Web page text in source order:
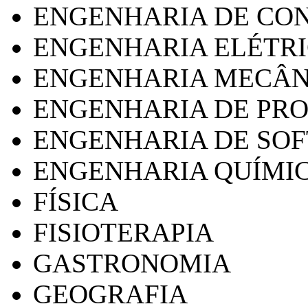
ENGENHARIA DE
ENGENHARIA
ENGENHARIA
ENGENHARIA DE
ENGENHARIA DE
ENGENHARIA
FÍSICA
FISIOTERAPIA
GASTRONOMIA
GEOGRAFIA